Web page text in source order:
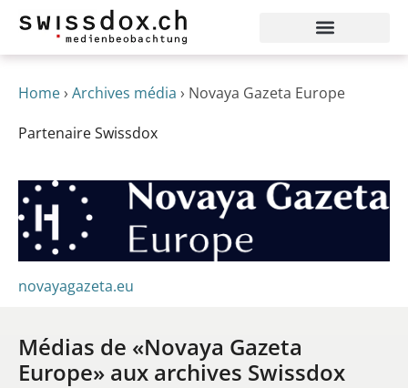
Home› Archives média › Novaya Gazeta Europe
Partenaire Swissdox
novayagazeta.eu
Médias de «Novaya Gazeta
Europe» aux archives Swissdox